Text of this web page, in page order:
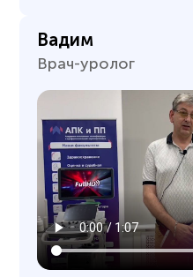
Вадим
Врач-уролог